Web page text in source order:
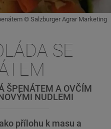
© Salzburger Agrar Marketing
SE
ŠPENÁTEM A OVČÍM
NUDLEMI
přílohu k masu a